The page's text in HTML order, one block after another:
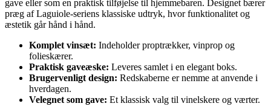
gave eller som en praktisk tilføjelse til hjemmebaren. Designet bærer
præg af Laguiole-seriens klassiske udtryk, hvor funktionalitet og
æstetik går hånd i hånd.
Komplet vinsæt: Indeholder proptrækker, vinprop og
folieskærer.
Praktisk gaveæske: Leveres samlet i en elegant boks.
Brugervenligt design: Redskaberne er nemme at anvende i
hverdagen.
Velegnet som gave: Et klassisk valg til vinelskere og værter.